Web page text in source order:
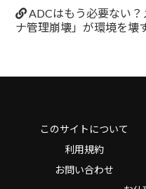
ADCはもう必要ない
ナ管理崩壊」が環境を壊
このサイトについて
利用規約
お問い合わせ